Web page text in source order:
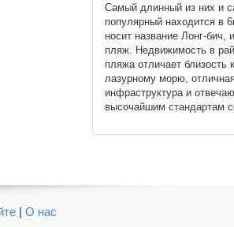
Самый длинный из них и
популярный находится в
носит название Лонг-бич,
пляж. Недвижимость в
пляжа отличает близость
лазурному морю,
инфраструктура и
высочайшим стандартам
| О нас